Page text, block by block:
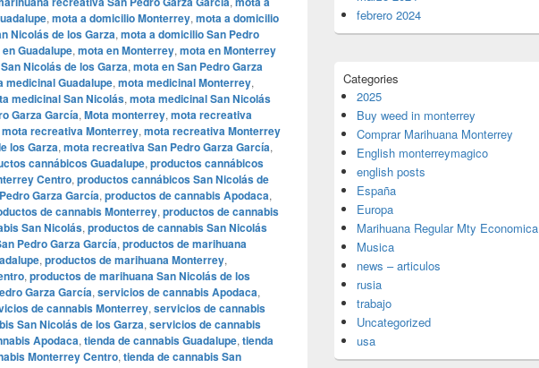
, mota a domicilio Monterrey, mota a domicilio
Nicolás de los Garza, mota a domicilio San Pedro
Guadalupe, mota en Monterrey, mota en Monterrey
Nicolás de los Garza, mota en San Pedro Garza
medicinal Guadalupe, mota medicinal Monterrey,
medicinal San Nicolás, mota medicinal San Nicolás
Garza García, Mota monterrey, mota recreativa
mota recreativa Monterrey, mota recreativa Monterrey
los Garza, mota recreativa San Pedro Garza García,
cannábicos Guadalupe, productos cannábicos
Centro, productos cannábicos San Nicolás de
Garza García, productos de cannabis Apodaca,
de cannabis Monterrey, productos de cannabis
San Nicolás, productos de cannabis San Nicolás
Pedro Garza García, productos de marihuana
, productos de marihuana Monterrey,
, productos de marihuana San Nicolás de los
Garza García, servicios de cannabis Apodaca,
de cannabis Monterrey, servicios de cannabis
San Nicolás de los Garza, servicios de cannabis
Apodaca, tienda de cannabis Guadalupe, tienda
Monterrey Centro, tienda de cannabis San
febrero 2024
Categories
2025
Buy weed in monterrey
Comprar Marihuana Monterrey
English monterreymagico
english posts
España
Europa
Marihuana Regular Mty Economica
Musica
news – articulos
rusia
trabajo
Uncategorized
usa